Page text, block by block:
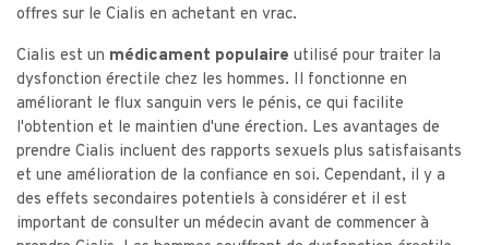
offres sur le Cialis en achetant en vrac.
Cialis est un médicament populaire utilisé pour traiter la
dysfonction érectile chez les hommes. Il fonctionne en
améliorant le flux sanguin vers le pénis, ce qui facilite
l'obtention et le maintien d'une érection. Les avantages de
prendre Cialis incluent des rapports sexuels plus satisfaisants
et une amélioration de la confiance en soi. Cependant, il y a
des effets secondaires potentiels à considérer et il est
important de consulter un médecin avant de commencer à